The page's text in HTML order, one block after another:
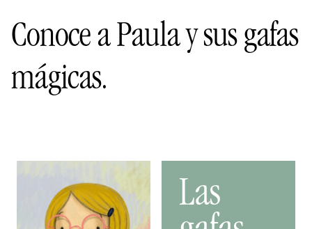
Conoce a Paula y sus gafas
mágicas.
Las